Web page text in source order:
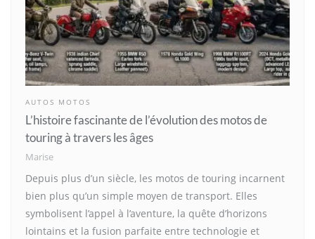
AUTOS MOTOS
L’histoire fascinante de l’évolution des motos de
touring à travers les âges
Marise
Depuis plus d’un siècle, les motos de touring incarnent
bien plus qu’un simple moyen de transport. Elles
symbolisent l’appel à l’aventure, la quête d’horizons
lointains et la fusion parfaite entre technologie et